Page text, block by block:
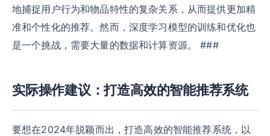
地捕捉用户行为和物品特性的复杂关系，从而提供更加精
准和个性化的推荐。然而，深度学习模型的训练和优化也
是一个挑战，需要大量的数据和计算资源。 ###
实际操作建议：打造高效的智能推荐系统
要想在2024年脱颖而出，打造高效的智能推荐系统，以